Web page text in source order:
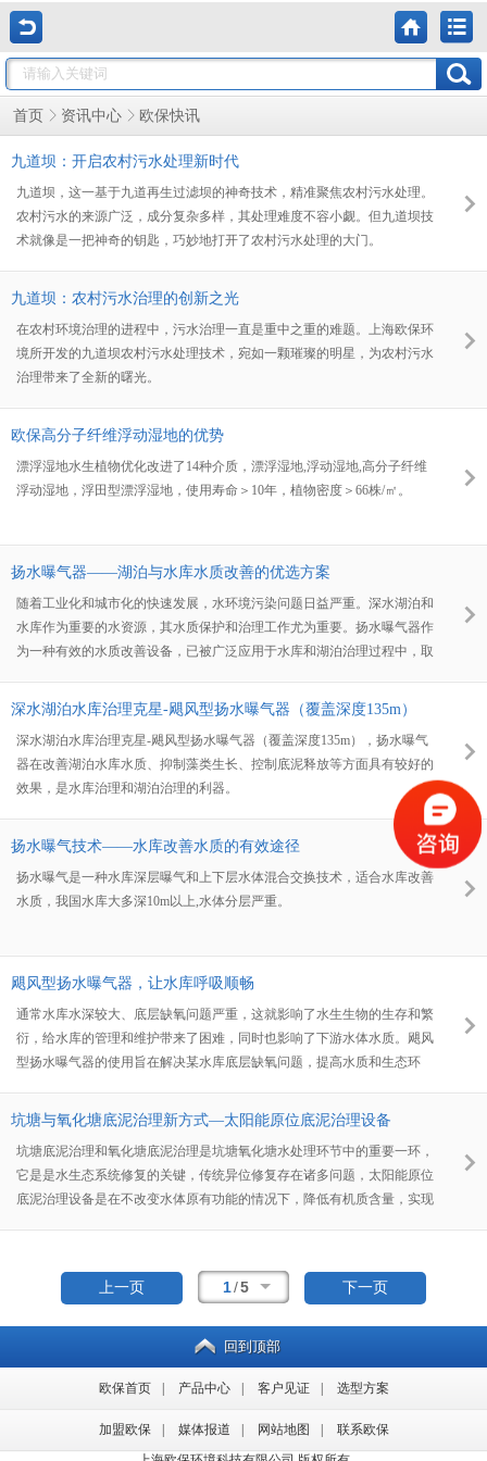
首页 资讯中心 欧保快讯
九道坝：开启农村污水处理新时代
九道坝，这一基于九道再生过滤坝的神奇技术，精准聚焦农村污水处理。
农村污水的来源广泛，成分复杂多样，其处理难度不容小觑。但九道坝技
术就像是一把神奇的钥匙，巧妙地打开了农村污水处理的大门。
九道坝：农村污水治理的创新之光
在农村环境治理的进程中，污水治理一直是重中之重的难题。上海欧保环
境所开发的九道坝农村污水处理技术，宛如一颗璀璨的明星，为农村污水
治理带来了全新的曙光。
欧保高分子纤维浮动湿地的优势
漂浮湿地水生植物优化改进了14种介质，漂浮湿地,浮动湿地,高分子纤维
浮动湿地，浮田型漂浮湿地，使用寿命＞10年，植物密度＞66株/㎡。
扬水曝气器——湖泊与水库水质改善的优选方案
随着工业化和城市化的快速发展，水环境污染问题日益严重。深水湖泊和
水库作为重要的水资源，其水质保护和治理工作尤为重要。扬水曝气器作
为一种有效的水质改善设备，已被广泛应用于水库和湖泊治理过程中，取
深水湖泊水库治理克星-飓风型扬水曝气器（覆盖深度135m）
深水湖泊水库治理克星-飓风型扬水曝气器（覆盖深度135m），扬水曝气
器在改善湖泊水库水质、抑制藻类生长、控制底泥释放等方面具有较好的
效果，是水库治理和湖泊治理的利器。
扬水曝气技术——水库改善水质的有效途径
扬水曝气是一种水库深层曝气和上下层水体混合交换技术，适合水库改善
水质，我国水库大多深10m以上,水体分层严重。
飓风型扬水曝气器，让水库呼吸顺畅
通常水库水深较大、底层缺氧问题严重，这就影响了水生生物的生存和繁
衍，给水库的管理和维护带来了困难，同时也影响了下游水体水质。飓风
型扬水曝气器的使用旨在解决某水库底层缺氧问题，提高水质和生态环
水中，增加水中的溶解氧含量，促进水体循环，提高水体的自净能力。
坑塘与氧化塘底泥治理新方式—太阳能原位底泥治理设备
坑塘底泥治理和氧化塘底泥治理是坑塘氧化塘水处理环节中的重要一环，
它是是水生态系统修复的关键，传统异位修复存在诸多问题，太阳能原位
底泥治理设备是在不改变水体原有功能的情况下，降低有机质含量，实现
上一页 1/5 下一页
回到顶部
欧保首页 产品中心 客户见证 选型方案
加盟欧保 媒体报道 网站地图
联系欧保